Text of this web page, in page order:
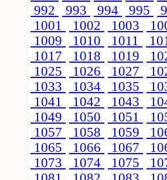
992
993 994 995
1001
1002 1003
1009
1010 1011
1017
1018 1019
1025
1026 1027
1033
1034 1035
1041
1042 1043
1049
1050 1051
1057
1058 1059
1065
1066 1067
1073
1074 1075